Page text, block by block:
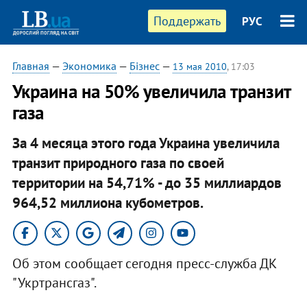
Поддержать РУС
Главная — Экономика — Бізнес— 13 мая 2010, 17:03
Украина на 50% увеличила транзит
газа
За 4 месяца этого года Украина увеличила
транзит природного газа по своей
территории на 54,71% - до 35 миллиардов
964,52 миллиона кубометров.
Об этом сообщает сегодня пресс-служба ДК
"Укртрансгаз".